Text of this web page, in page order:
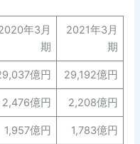
年3月
期
2021年3月
期
億円 29,192億円
2,476億円 2,208億円
1,957億円 1,783億円